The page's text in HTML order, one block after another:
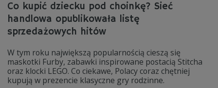
Co kupić dziecku pod choinkę? Sieć
handlowa opublikowała listę
sprzedażowych hitów
W tym roku największą popularnością cieszą się
maskotki Furby, zabawki inspirowane postacią Stitcha
oraz klocki LEGO. Co ciekawe, Polacy coraz chętniej
kupują w prezencie klasyczne gry rodzinne.